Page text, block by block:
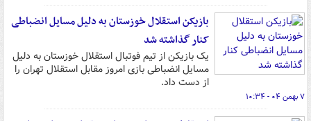
بازیکن استقلال خوزستان به دلیل مسایل انضباطی
کنار گذاشته شد
یک بازیکن از تیم فوتبال استقلال خوزستان به دلیل
مسایل انضباطی بازی امروز مقابل استقلال تهران را
از دست داد.
۷ بهمن ۰۴ - ۱۰:۳۴